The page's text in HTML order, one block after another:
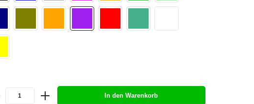
In den Warenkorb